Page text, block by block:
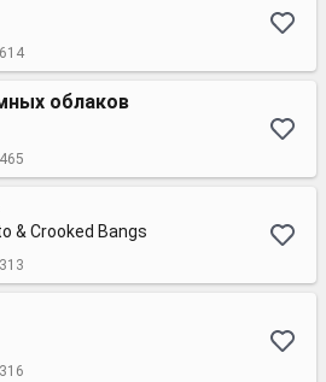
614
облаков
465
& Crooked Bangs
313
316